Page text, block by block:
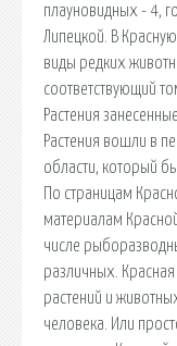
плауновидных - 4,
Липецкой. В
виды редких
соответствующий
Растения
Растения вошли в
области, который
По страницам
материалам
числе
различных. Красная
растений и
человека. Или